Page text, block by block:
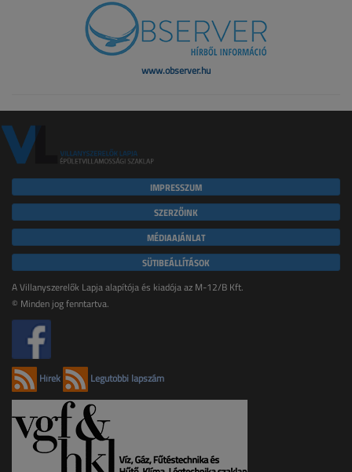
www.observer.hu
IMPRESSZUM
SZERZŐINK
MÉDIAAJÁNLAT
SÜTIBEÁLLÍTÁSOK
A Villanyszerelők Lapja alapítója és kiadója az M-12/B Kft.
© Minden jog fenntartva.
Hírek Legutóbbi lapszám